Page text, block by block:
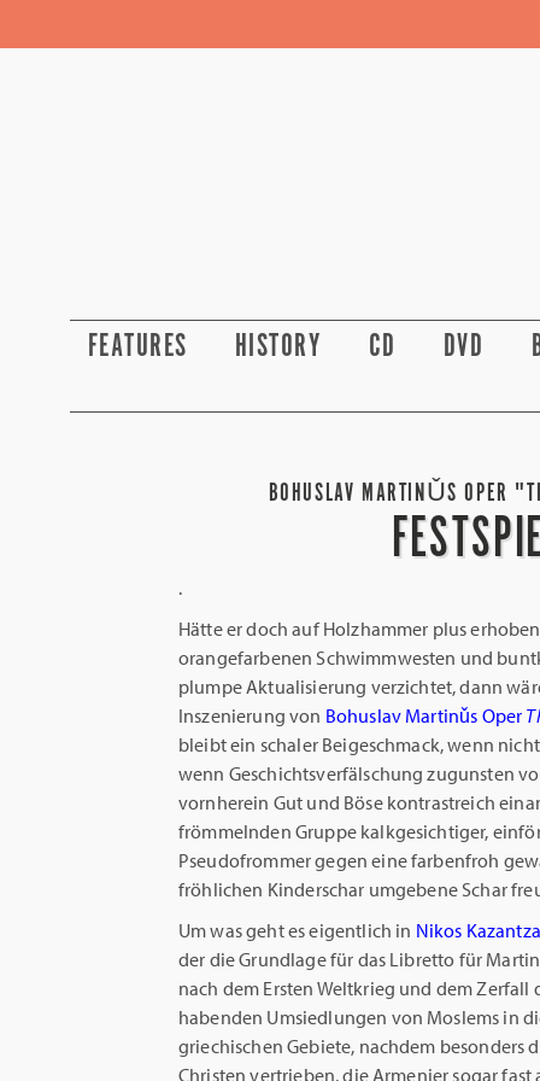
FEATURES HISTORY CD DVD
BOHUSLAV MARTINǓS OPER
.
Hätte er doch auf Holzhammer plus
orangefarbenen Schwimmwesten und
plumpe Aktualisierung verzichtet, dann
Inszenierung von Bohuslav Martinǔs Oper
bleibt ein schaler Beigeschmack, wenn
wenn Geschichtsverfälschung zugunsten
vornherein Gut und Böse kontrastreich
frömmelnden Gruppe kalkgesichtiger,
Pseudofrommer gegen eine farbenfroh
fröhlichen Kinderschar umgebene Schar
Um was geht es eigentlich in Nikos
der die Grundlage für das Libretto für
nach dem Ersten Weltkrieg und dem
habenden Umsiedlungen von Moslems in
griechischen Gebiete, nachdem besonders
Christen vertrieben, die Armenier sogar